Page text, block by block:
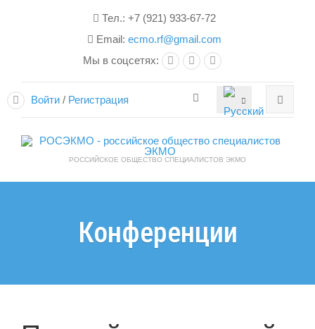
Тел.: +7 (921) 933-67-72
Email: ecmo.rf@gmail.com
Мы в соцсетях:
Войти / Регистрация
РОССИЙСКОЕ ОБЩЕСТВО СПЕЦИАЛИСТОВ ЭКМО
Конференции